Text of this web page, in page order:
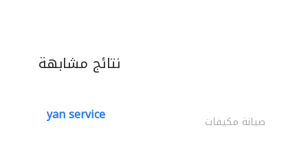
نتائج مشابهة
yan service صيانة مكيفات